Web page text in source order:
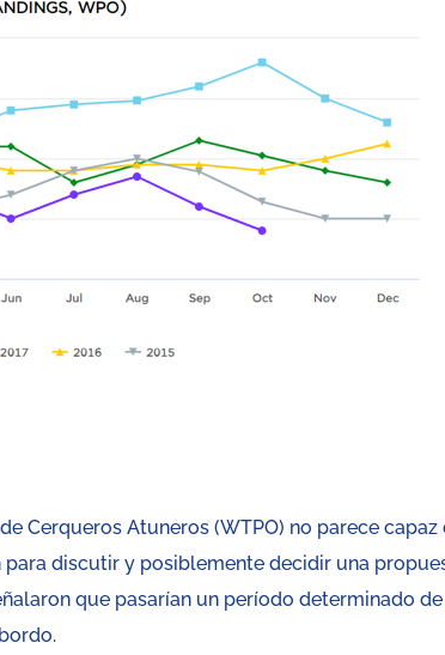
Cerqueros Atuneros (WTPO) no parece capaz
discutir y posiblemente decidir una
que pasarían un período determinado de